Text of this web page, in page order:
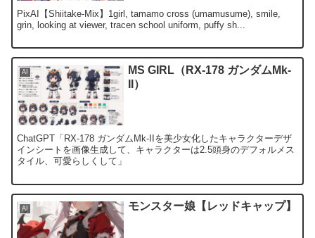
PixAI【Shiitake-Mix】1girl, tamamo cross (umamusume), smile,
grin, looking at viewer, tracen school uniform, puffy sh...
AI
MS GIRL（RX-178 ガンダムMk-
II）
ChatGPT「RX-178 ガンダムMk-IIを美少女化したキャラクターデザ
インシートを画像生成して、キャラクターは2.5頭身のデフォルメス
タイル、可愛らしくして」
AI モンスター娘【レッドキャップ】